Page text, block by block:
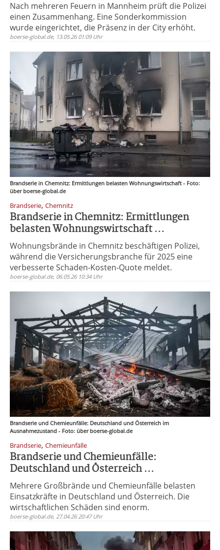
Nach mehreren Feuern in Mannheim prüft die Polizei
einen Zusammenhang. Eine Sonderkommission
wurde eingerichtet, die Präsenz in der City erhöht.
boerse-global.de, 13.05.26 01:09 Uhr
Brandserie in Chemnitz: Ermittlungen belasten Wohnungswirtschaft - Foto:
über boerse-global.de
Brandserie, Chemnitz
Brandserie in Chemnitz: Ermittlungen
belasten Wohnungswirtschaft ...
Wohnungsbrände in Chemnitz beschäftigen Polizei,
während die Versicherungsbranche für 2025 eine
verbesserte Schaden-Kosten-Quote meldet.
boerse-global.de, 06.05.26 10:34 Uhr
Brandserie und Chemieunfälle: Deutschland und Österreich im
Ausnahmezustand - Foto: über boerse-global.de
Brandserie, Chemieunfälle
Brandserie und Chemieunfälle:
Deutschland und Österreich ...
Mehrere Großbrände und Chemieunfälle belasten
Einsatzkräfte in Deutschland und Österreich. Die
wirtschaftlichen Schäden sind enorm.
boerse-global.de, 27.04.26 20:47 Uhr